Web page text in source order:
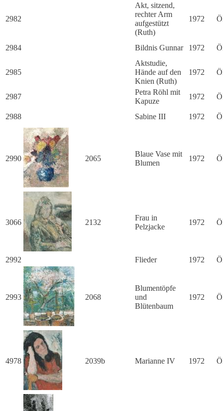
2982
Akt, sitzend,
rechter Arm
aufgestützt
(Ruth)
1972
2984 Bildnis Gunnar 1972
2985
Aktstudie,
Hände auf den
Knien (Ruth)
1972
2987
Petra Röhl mit
Kapuze
1972
2988 Sabine III 1972
2990 2065
Blaue Vase mit
Blumen
1972
3066 2132
Frau in
Pelzjacke
1972
2992 Flieder 1972
2993 2068
Blumentöpfe
und
Blütenbaum
1972
4978 2039b Marianne IV 1972